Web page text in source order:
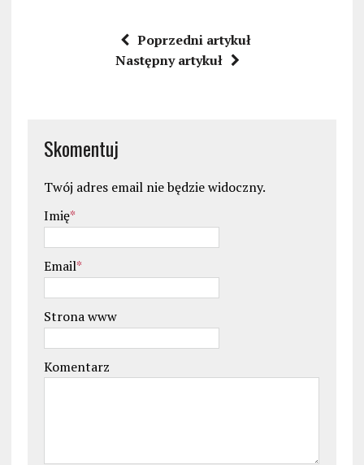
Poprzedni artykuł
Następny artykuł
Skomentuj
Twój adres email nie będzie widoczny.
Imię*
Email*
Strona www
Komentarz